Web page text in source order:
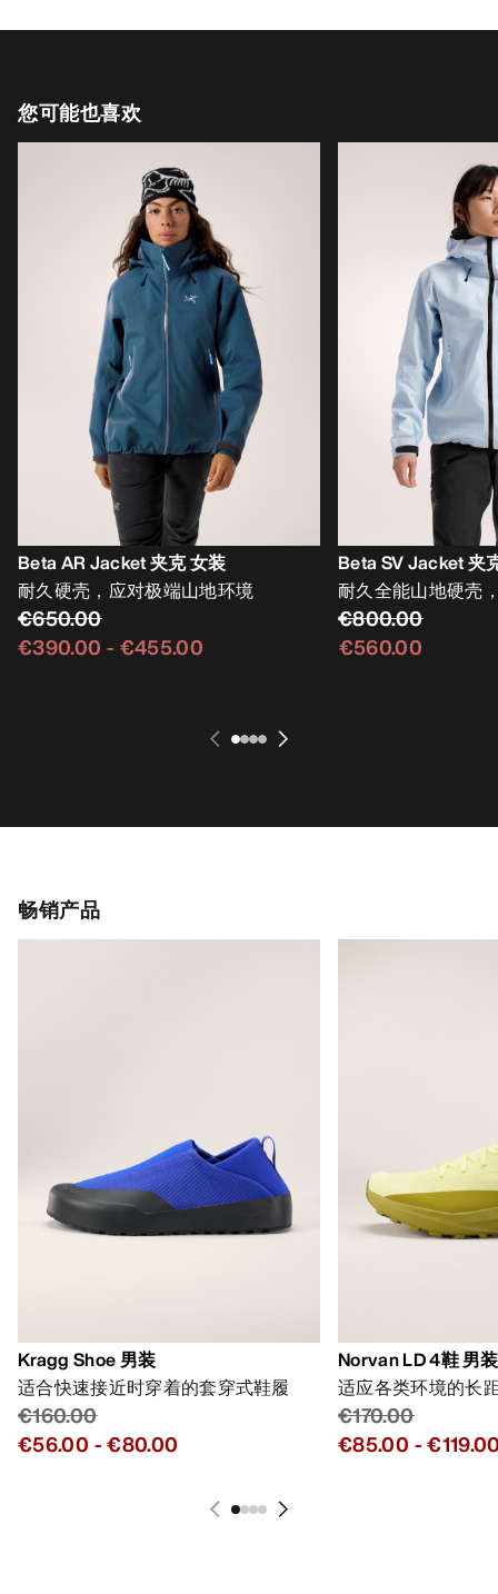
您可能也喜欢
Beta AR Jacket 夹克 女装
耐久硬壳，应对极端山地环境
€650.00
€390.00 - €455.00
Beta SV Jacket 夹
耐久全能山地硬壳
€800.00
€560.00
畅销产品
Kragg Shoe 男装
适合快速接近时穿着的套穿式鞋履
€160.00
€56.00 -€80.00
Norvan LD 4鞋 男装
适应各类环境的长
€170.00
€85.00 -